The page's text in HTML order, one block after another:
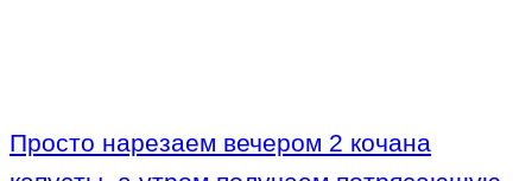
Просто нарезаем вечером 2 кочана